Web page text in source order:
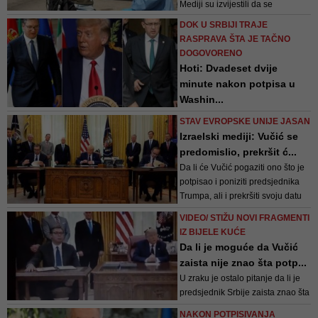
Mediji su izvijestili da se
zaključavanje
DOK U SRBIJI TRAJE
RASPRAVA ŠTA JE TAČNO
DOGOVORENO
Hoti: Dvadeset dvije
minute nakon potpisa u
Washin...
Kosovo je pogriješio, rekao je
Hoti
STAV EVROPSKE UNIJE JASAN
Izraelski mediji: Vučić se
predomislio, prekršit ć...
Da li će Vučić pogaziti ono što je
potpisao i poniziti predsjednika
Trumpa, ali i prekršiti svoju datu
riječ i potpis u ime Srbije?
VIDEO/ STIŽU NOVI FRAGMENTI
IZ BIJELE KUĆE
Da li je moguće da Vučić
zaista nije znao šta potp...
U zraku je ostalo pitanje da li je
predsjednik Srbije zaista znao šta
NAKON POTPISIVANJA